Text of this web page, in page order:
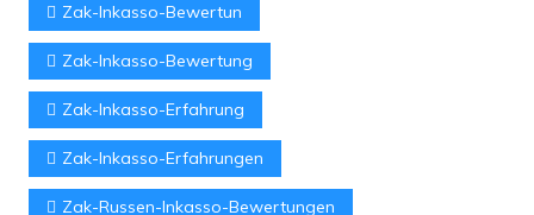
Zak-Inkasso-Bewertun
Zak-Inkasso-Bewertung
Zak-Inkasso-Erfahrung
Zak-Inkasso-Erfahrungen
Zak-Russen-Inkasso-Bewertungen